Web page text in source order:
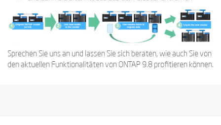
Sprechen Sie uns an und lassen Sie sich beraten, wie auch Sie von
den aktuellen Funktionalitäten von ONTAP 9.8 profitieren können.